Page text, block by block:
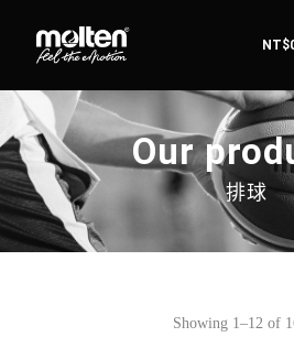
NT$
Our
排球
Showing 1–12 of